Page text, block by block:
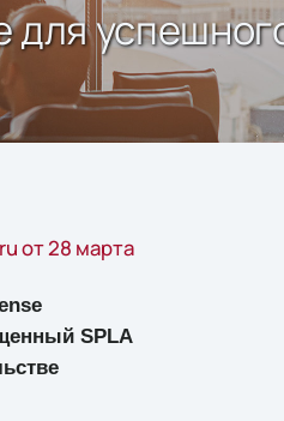
для
от 28 марта
SPLA